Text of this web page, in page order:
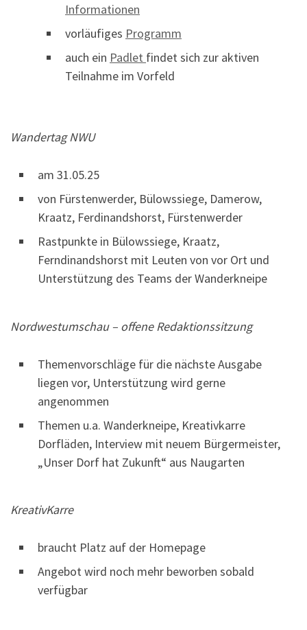
Informationen
vorläufiges Programm
auch ein Padlet findet sich zur aktiven
Teilnahme im Vorfeld
Wandertag NWU
am 31.05.25
von Fürstenwerder, Bülowssiege, Damerow,
Kraatz, Ferdinandshorst, Fürstenwerder
Rastpunkte in Bülowssiege, Kraatz,
Ferndinandshorst mit Leuten von vor Ort und
Unterstützung des Teams der Wanderkneipe
Nordwestumschau – offene Redaktionssitzung
Themenvorschläge für die nächste Ausgabe
liegen vor, Unterstützung wird gerne
angenommen
Themen u.a. Wanderkneipe, Kreativkarre
Dorfläden, Interview mit neuem Bürgermeister,
„Unser Dorf hat Zukunft“ aus Naugarten
KreativKarre
braucht Platz auf der Homepage
Angebot wird noch mehr beworben sobald
verfügbar